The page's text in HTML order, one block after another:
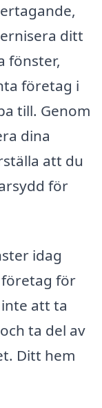
ditt
fönster,
företag i
till. Genom
dina
att du
för
idag
för
att ta
ta del av
Ditt hem